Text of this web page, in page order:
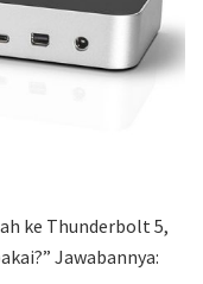
ke Thunderbolt 5,
Jawabannya: